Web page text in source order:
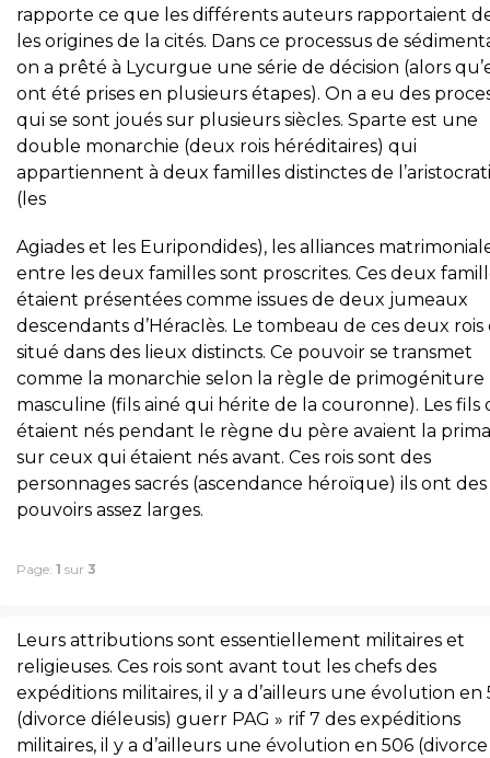
rapporte ce que les différents auteurs rapportaient
les origines de la cités. Dans ce processus de
on a prêté à Lycurgue une série de décision (alors
ont été prises en plusieurs étapes). On a eu des
qui se sont joués sur plusieurs siècles. Sparte est une
double monarchie (deux rois héréditaires) qui
appartiennent à deux familles distinctes de
(les
Agiades et les Euripondides), les alliances
entre les deux familles sont proscrites. Ces deux
étaient présentées comme issues de deux jumeaux
descendants d’HéracIès. Le tombeau de ces deux rois
situé dans des lieux distincts. Ce pouvoir se transmet
comme la monarchie selon la règle de primogéniture
masculine (fils ainé qui hérite de la couronne). Les fils
étaient nés pendant le règne du père avaient la
sur ceux qui étaient nés avant. Ces rois sont des
personnages sacrés (ascendance héroïque) ils ont des
pouvoirs assez larges.
Page: 1 sur 3
Leurs attributions sont essentiellement militaires et
religieuses. Ces rois sont avant tout les chefs des
expéditions militaires, il y a d’ailleurs une évolution en
(divorce diéleusis) guerr PAG » rif 7 des expéditions
militaires, il y a d’ailleurs une évolution en 506 (divorce